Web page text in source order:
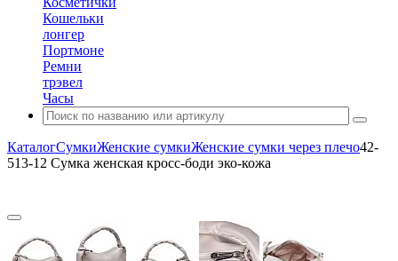
Кошельки
лонгер
Портмоне
Ремни
трэвел
Часы
КаталогСумкиЖенские сумкиЖенские сумки через плечо42-
513-12 Сумка женская кросс-боди эко-кожа